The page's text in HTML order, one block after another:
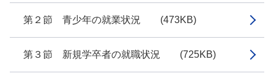
第２節 青少年の就業状況 (473KB)
第３節 新規学卒者の就職状況 (725KB)